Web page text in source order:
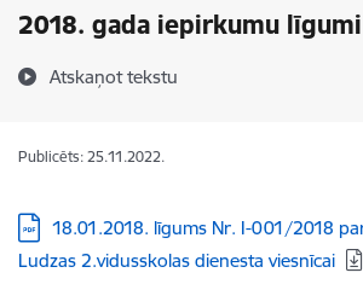
2018. gada iepirkumu līgumi
Atskaņot tekstu
Publicēts: 25.11.2022.
Lejupielādēt:
18.01.2018. līgums Nr. I-001/2018
Ludzas 2.vidusskolas dienesta viesnīcai